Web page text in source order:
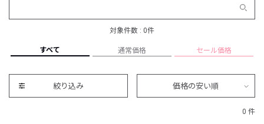
対象件数 : 0件
すべて 通常価格 セール価格
絞り込み 価格の安い順
0 件